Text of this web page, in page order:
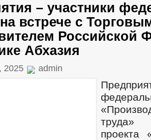
– участники
встрече с
Российской
Абхазия
2025 admin
труда»
проекта